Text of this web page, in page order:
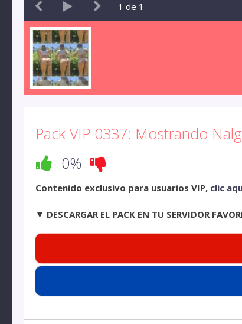
1 de 1
Pack VIP 0337: Mostrando
0%
Contenido exclusivo para usuarios VIP, clic
▼ DESCARGAR EL PACK EN TU SERVIDOR